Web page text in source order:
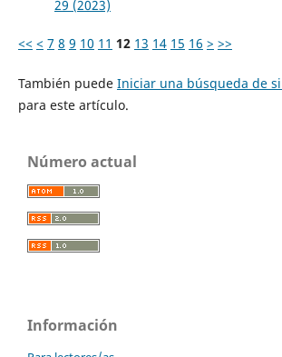
29 (2023)
<< < 7 8 9 10 11 12 13 14 15 16 > >>
También puede Iniciar una búsqueda de
para este artículo.
Número actual
Información